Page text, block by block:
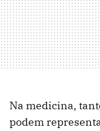
Na medicina,
podem